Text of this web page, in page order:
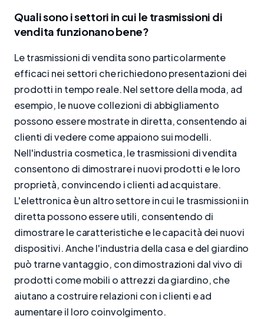
Quali sono i settori in cui le trasmissioni di
vendita funzionano bene?
Le trasmissioni di vendita sono particolarmente
efficaci nei settori che richiedono presentazioni dei
prodotti in tempo reale. Nel settore della moda, ad
esempio, le nuove collezioni di abbigliamento
possono essere mostrate in diretta, consentendo ai
clienti di vedere come appaiono sui modelli.
Nell'industria cosmetica, le trasmissioni di vendita
consentono di dimostrare i nuovi prodotti e le loro
proprietà, convincendo i clienti ad acquistare.
L'elettronica è un altro settore in cui le trasmissioni in
diretta possono essere utili, consentendo di
dimostrare le caratteristiche e le capacità dei nuovi
dispositivi. Anche l'industria della casa e del giardino
può trarne vantaggio, con dimostrazioni dal vivo di
prodotti come mobili o attrezzi da giardino, che
aiutano a costruire relazioni con i clienti e ad
aumentare il loro coinvolgimento.